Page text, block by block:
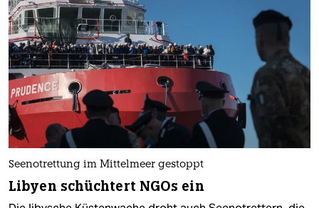
Seenotrettung im Mittelmeer gestoppt
Libyen schüchtert NGOs ein